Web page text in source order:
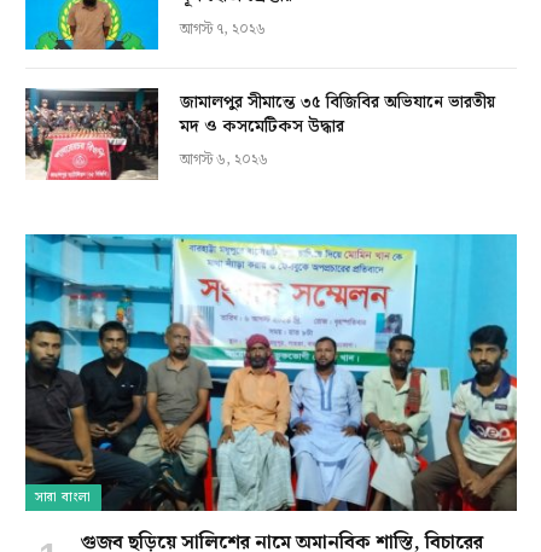
আগস্ট ৭, ২০২৬
জামালপুর সীমান্তে ৩৫ বিজিবির অভিযানে ভারতীয়
মদ ও কসমেটিকস উদ্ধার
আগস্ট ৬, ২০২৬
সারা বাংলা
গুজব ছড়িয়ে সালিশের নামে অমানবিক শাস্তি, বিচারের